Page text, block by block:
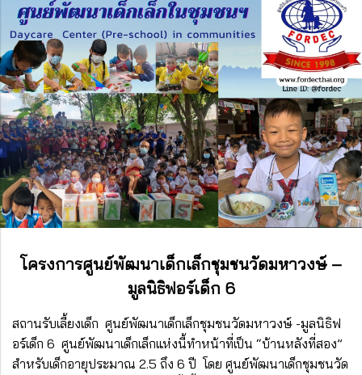
โครงการศูนย์พัฒนาเด็กเล็กชุมชนวัดมหาวงษ์ –
มูลนิธิฟอร์เด็ก 6
สถานรับเลี้ยงเด็ก ศูนย์พัฒนาเด็กเล็กชุมชนวัดมหาวงษ์ -มูลนิธิฟ
อร์เด็ก 6 ศูนย์พัฒนาเด็กเล็กแห่งนี้ทำหน้าที่เป็น “บ้านหลังที่สอง”
สำหรับเด็กอายุประมาณ 2.5 ถึง 6 ปี โดย ศูนย์พัฒนาเด็กชุมชนวัด